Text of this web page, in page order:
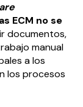
ECM no se
documentos,
manual
a los
los procesos